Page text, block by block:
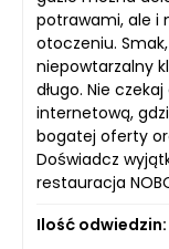
potrawami, ale i
otoczeniu.
niepowtarzalny
długo. Nie
internetową,
bogatej oferty
Doświadcz
restauracja
Ilość odwiedzin: